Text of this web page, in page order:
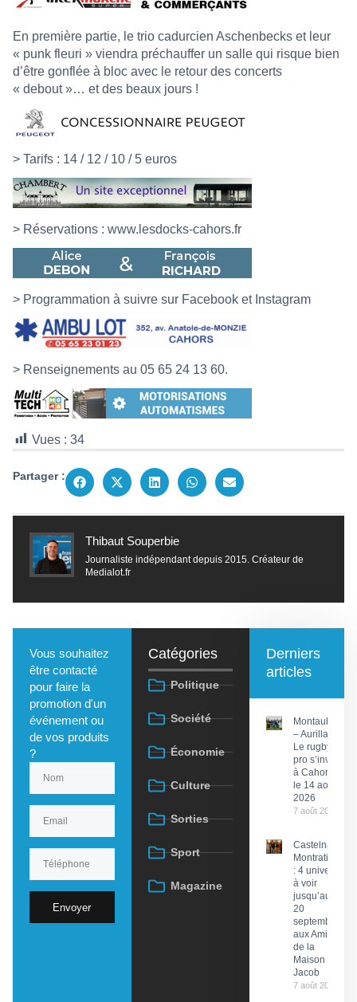
En première partie, le trio cadurcien Aschenbecks et leur
« punk fleuri » viendra préchauffer un salle qui risque bien
d’être gonflée à bloc avec le retour des concerts
« debout »… et des beaux jours !
> Tarifs : 14 / 12 / 10 / 5 euros
> Réservations : www.lesdocks-cahors.fr
> Programmation à suivre sur Facebook et Instagram
> Renseignements au 05 65 24 13 60.
Vues : 34
Partager :
Thibaut Souperbie
Journaliste indépendant depuis 2015. Créateur de
Medialot.fr
Vous souhaitez
être contacté
pour faire la
promotion d'un
événement ou
de vos produits
?
Envoyer
Catégories
Politique
Société
Économie
Culture
Sorties
Sport
Magazine
Derniers
articles
Montauban
– Aurillac :
Le rugby
pro s’invite
à Cahors
le 14 août
2026
7 août 2026
Castelnau-
Montratier
: 4 univers
à voir
jusqu’au
20
septembre
aux Amis
de la
Maison
Jacob
7 août 2026